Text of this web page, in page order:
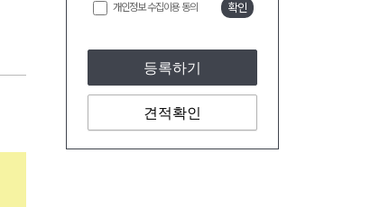
개인정보 수집이용 동의 확인
등록하기
견적확인